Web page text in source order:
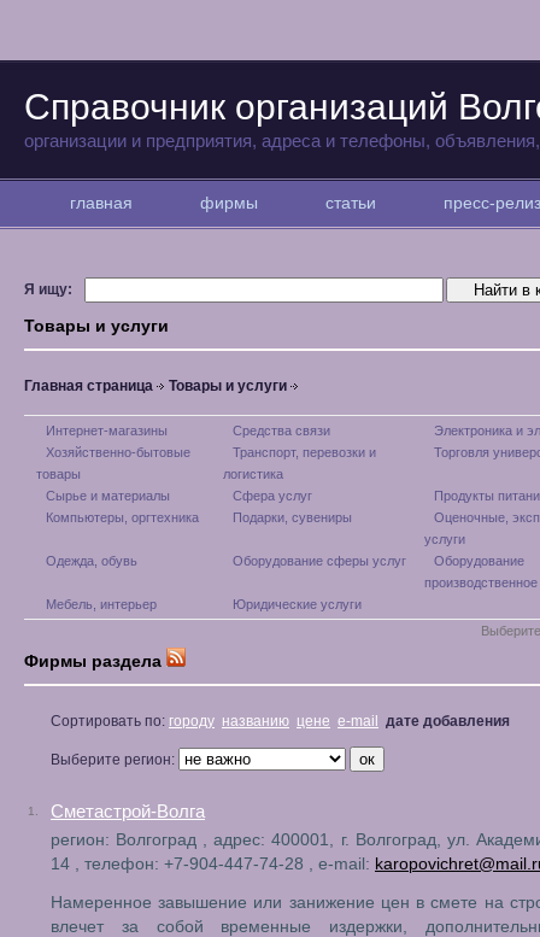
Справочник организаций
организации и предприятия, адреса и телефоны,
главная фирмы статьи пресс-
Я ищу:
Товары и услуги
Главная страница Товары и услуги
Интернет-магазины Средства связи
Электроника и
Хозяйственно-бытовые
товары
Транспорт, перевозки и
логистика
Торговля
Сырье и материалы Сфера услуг
Продукты
Компьютеры, оргтехника
Подарки, сувениры
Оценочные,
услуги
Одежда, обувь
Оборудование сферы услуг
Оборудование
производственное
Мебель, интерьер
Юридические услуги
Фирмы раздела
Сортировать по: городу названию цене e-mail дате добавления
Выберите регион:
1. Сметастрой-Волга
регион: Волгоград , адрес: 400001, г. Волгоград, ул.
14 , телефон: +7-904-447-74-28 , e-mail:
Намеренное завышение или занижение цен в смете на
влечет за собой временные издержки,